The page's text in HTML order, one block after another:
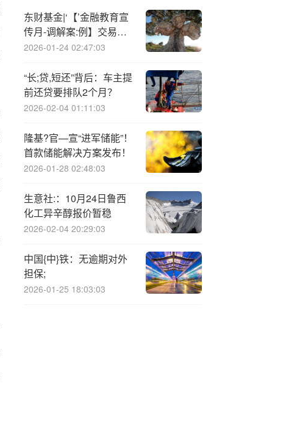
东财基金|‘【’金融教育宣
传月-调解案:例】交易规
则看清楚 申购赎回更轻松
2026-01-24 02:47:03
“长;贷,短还”背后：车主提
前还贷要排队2个月？
2026-02-04 01:11:03
隆基?官—宣“进军储能”！
首款储能解决方案发布！
2026-01-28 02:48:03
生意社:：10月24日鲁西
化工异辛醇报价暂稳
2026-02-04 20:29:03
中国{中}铁：无逾期对外
担保;
2026-01-25 18:03:03